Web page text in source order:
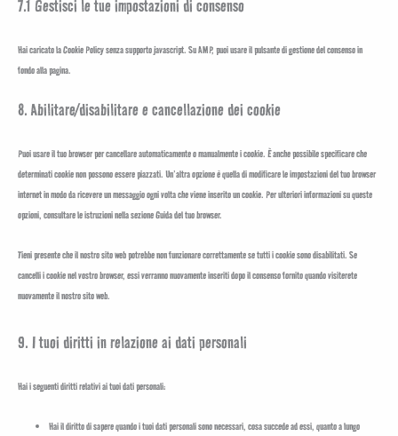
7.1 Gestisci le tue impostazioni di consenso
Hai caricato la Cookie Policy senza supporto javascript. Su AMP, puoi usare il pulsante di gestione del consenso in
fondo alla pagina.
8. Abilitare/disabilitare e cancellazione dei cookie
Puoi usare il tuo browser per cancellare automaticamente o manualmente i cookie. È anche possibile specificare che
determinati cookie non possono essere piazzati. Un’altra opzione è quella di modificare le impostazioni del tuo browser
internet in modo da ricevere un messaggio ogni volta che viene inserito un cookie. Per ulteriori informazioni su queste
opzioni, consultare le istruzioni nella sezione Guida del tuo browser.
Tieni presente che il nostro sito web potrebbe non funzionare correttamente se tutti i cookie sono disabilitati. Se
cancelli i cookie nel vostro browser, essi verranno nuovamente inseriti dopo il consenso fornito quando visiterete
nuovamente il nostro sito web.
9. I tuoi diritti in relazione ai dati personali
Hai i seguenti diritti relativi ai tuoi dati personali:
Hai il diritto di sapere quando i tuoi dati personali sono necessari, cosa succede ad essi, quanto a lungo